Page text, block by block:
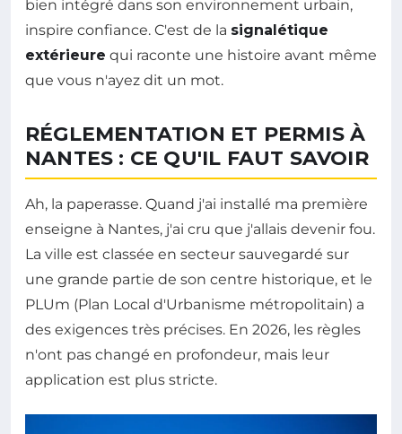
bien intégré dans son environnement urbain,
inspire confiance. C'est de la signalétique
extérieure qui raconte une histoire avant même
que vous n'ayez dit un mot.
RÉGLEMENTATION ET PERMIS À
NANTES : CE QU'IL FAUT SAVOIR
Ah, la paperasse. Quand j'ai installé ma première
enseigne à Nantes, j'ai cru que j'allais devenir fou.
La ville est classée en secteur sauvegardé sur
une grande partie de son centre historique, et le
PLUm (Plan Local d'Urbanisme métropolitain) a
des exigences très précises. En 2026, les règles
n'ont pas changé en profondeur, mais leur
application est plus stricte.